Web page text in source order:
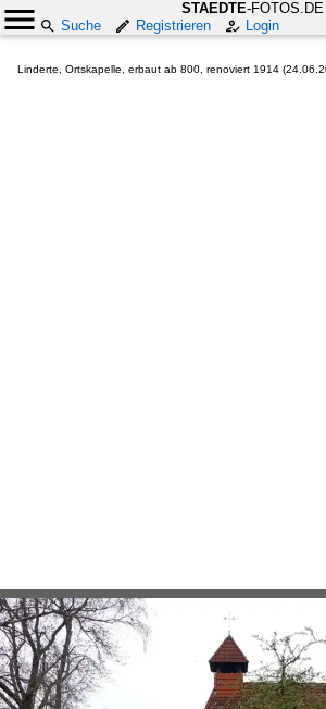
STAEDTE-FOTOS.DE
Suche
Registrieren Login
Linderte, Ortskapelle, erbaut ab 800, renoviert 1914